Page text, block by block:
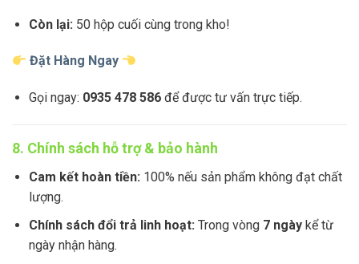
Còn lại: 50 hộp cuối cùng trong kho!
Đặt Hàng Ngay
Gọi ngay: 0935 478 586để được tư vấn trực tiếp.
8. Chính sách hỗ trợ & bảo hành
Cam kết hoàn tiền: 100% nếu sản phẩm không đạt chất
lượng.
Chính sách đổi trả linh hoạt: Trong vòng 7 ngàykể từ
ngày nhận hàng.